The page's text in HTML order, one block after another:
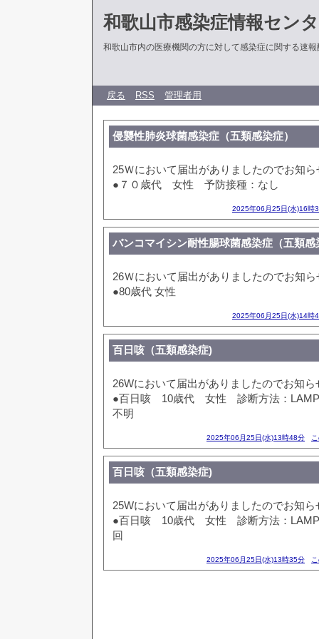
和歌山市感染症情報セン
和歌山市内の医療機関の方に対して感染症に関する速
戻る RSS 管理者用
侵襲性肺炎球菌感染症（五類感染症）
25Ｗにおいて届出がありましたのでお知
●７０歳代 女性 予防接種：なし
2025年06月25日(水)16時
バンコマイシン耐性腸球菌感染症（五類感
26Ｗにおいて届出がありましたのでお知
●80歳代 女性
2025年06月25日(水)14時
百日咳（五類感染症)
26Wにおいて届出がありましたのでお知ら
●百日咳 10歳代 女性 診断方法：LAMP
不明
2025年06月25日(水)13時48分
百日咳（五類感染症)
25Wにおいて届出がありましたのでお知ら
●百日咳 10歳代 女性 診断方法：LAMP
回
2025年06月25日(水)13時35分